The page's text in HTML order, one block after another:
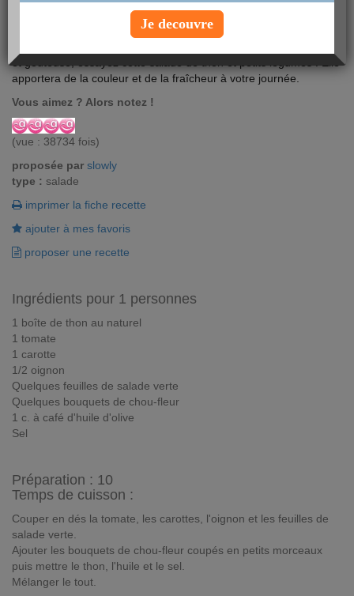
et goûteuse, essayez cette salade de thon et petits légumes ! Elle
apportera de la couleur et de la fraîcheur à votre journée.
Vous aimez ? Alors notez !
(vue : 38734 fois)
proposée par slowly
type : salade
imprimer la fiche recette
ajouter à mes favoris
proposer une recette
Ingrédients pour 1 personnes
1 boîte de thon au naturel
1 tomate
1 carotte
1/2 oignon
Quelques feuilles de salade verte
Quelques bouquets de chou-fleur
1 c. à café d'huile d'olive
Sel
Préparation : 10
Temps de cuisson :
Couper en dés la tomate, les carottes, l'oignon et les feuilles de
salade verte.
Ajouter les bouquets de chou-fleur coupés en petits morceaux
puis mettre le thon, l'huile et le sel.
Mélanger le tout.
Je decouvre